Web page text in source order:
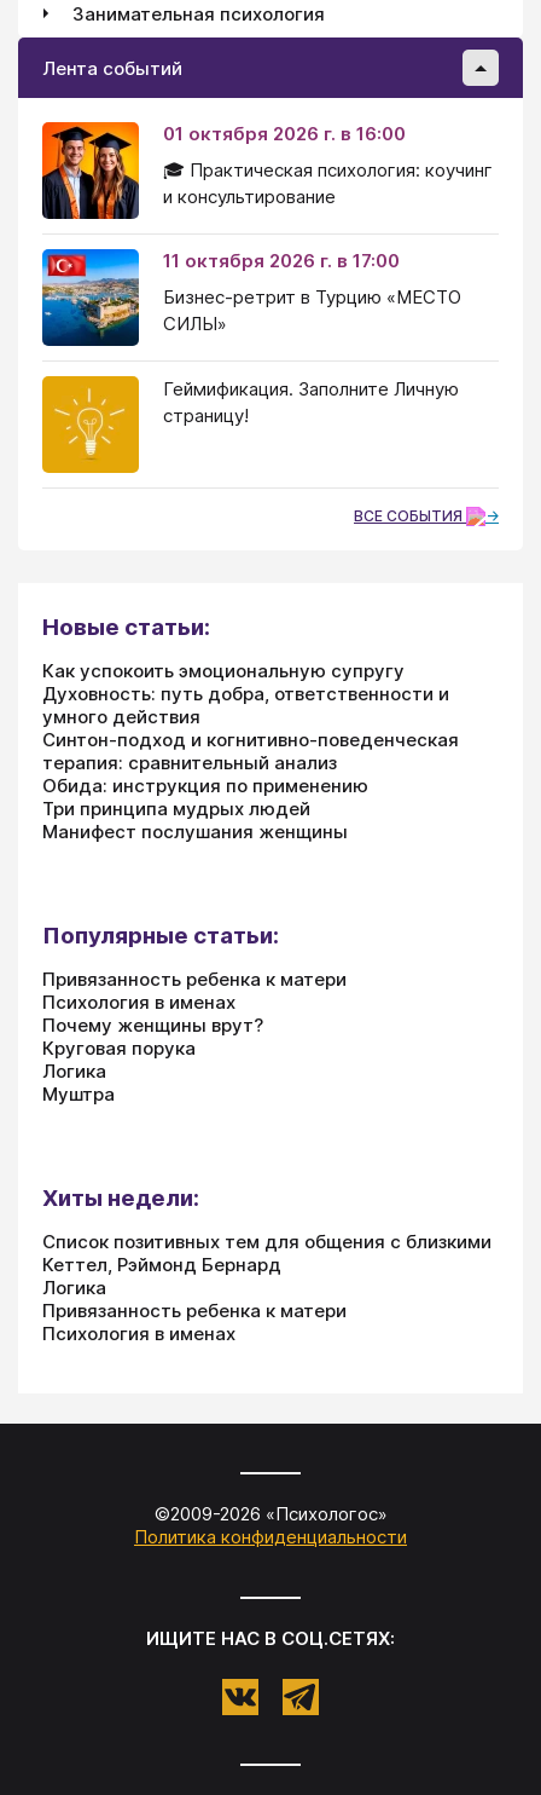
Занимательная психология
Лента событий
01 октября 2026 г. в 16:00
🎓 Практическая психология: коучинг
и консультирование
11 октября 2026 г. в 17:00
Бизнес-ретрит в Турцию «МЕСТО
СИЛЫ»
Геймификация. Заполните Личную
страницу!
ВСЕ СОБЫТИЯ
Новые статьи:
Как успокоить эмоциональную супругу
Духовность: путь добра, ответственности и
умного действия
Синтон-подход и когнитивно-поведенческая
терапия: сравнительный анализ
Обида: инструкция по применению
Три принципа мудрых людей
Манифест послушания женщины
Популярные статьи:
Привязанность ребенка к матери
Психология в именах
Почему женщины врут?
Круговая порука
Логика
Муштра
Хиты недели:
Список позитивных тем для общения с близкими
Кеттел, Рэймонд Бернард
Логика
Привязанность ребенка к матери
Психология в именах
©2009-2026 «Психологос»
Политика конфиденциальности
ИЩИТЕ НАС В СОЦ.СЕТЯХ: